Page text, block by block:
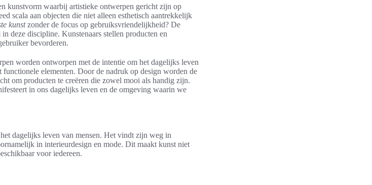
kunstvorm waarbij artistieke ontwerpen gericht zijn op
scala aan objecten die niet alleen esthetisch aantrekkelijk
kunstzonder de focus op gebruiksvriendelijkheid? De
deze discipline. Kunstenaars stellen producten en
bevorderen.
worden ontworpen met de intentie om het dagelijks leven
elementen. Door de nadruk op design worden de
om producten te creëren die zowel mooi als handig zijn.
in ons dagelijks leven en de omgeving waarin we
dagelijks leven van mensen. Het vindt zijn weg in
in interieurdesign en mode. Dit maakt kunst niet
voor iedereen.